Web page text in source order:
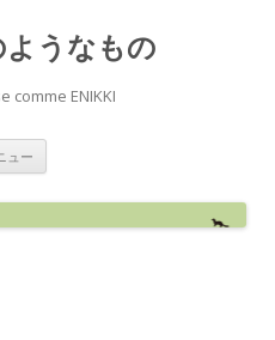
うなもの
comme ENIKKI
ュー
ン
へ